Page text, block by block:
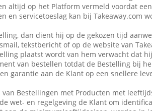
altijd op het Platform vermeld voordat
en servicetoeslag kan bij Takeaway.com
dan dient hij op de gekozen tijd
tekstbericht of op de website van
plaatst wordt van hem verwacht dat
van bestellen totdat de Bestelling bij
garantie aan de Klant op een snellere
Bestellingen met Producten met
wet- en regelgeving de Klant om